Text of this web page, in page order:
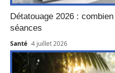
Détatouage 2026 :
séances
Santé 4 juillet 2026